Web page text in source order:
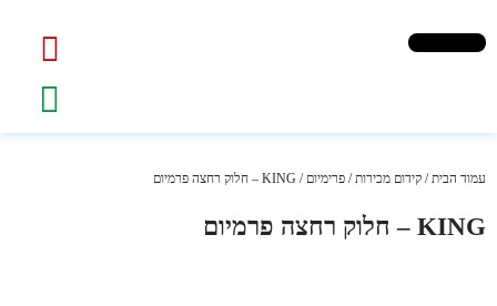
עמוד הבית/ קידום מכירות/ פרימיום / KING – חלוק רחצה פרמיום
KING – חלוק רחצה פרמיום